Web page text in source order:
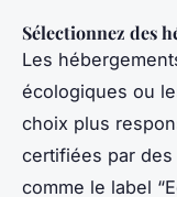
Sélectionnez des
Les
écologiques ou
choix plus
certifiées par
comme le label